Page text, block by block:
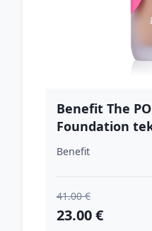
Benefit The
Foundation
make-up s
Benefit
41.00 €
23.00 €